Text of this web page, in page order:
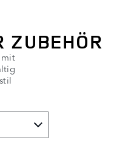
ZUBEHÖR
mit